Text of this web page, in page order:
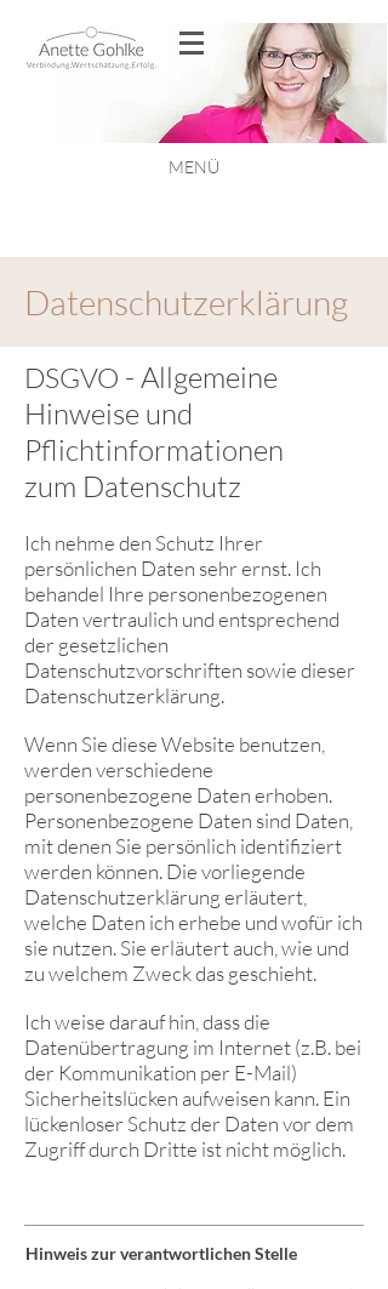
MENÜ
Datenschutzerklärung
DSGVO - Allgemeine
Hinweise und
Pflichtinformationen
zum Datenschutz
Ich nehme den Schutz Ihrer
persönlichen Daten sehr ernst. Ich
behandel Ihre personenbezogenen
Daten vertraulich und entsprechend
der gesetzlichen
Datenschutzvorschriften sowie dieser
Datenschutzerklärung.
Wenn Sie diese Website benutzen,
werden verschiedene
personenbezogene Daten erhoben.
Personenbezogene Daten sind Daten,
mit denen Sie persönlich identifiziert
werden können. Die vorliegende
Datenschutzerklärung erläutert,
welche Daten ich erhebe und wofür ich
sie nutzen. Sie erläutert auch, wie und
zu welchem Zweck das geschieht.
Ich weise darauf hin, dass die
Datenübertragung im Internet (z.B. bei
der Kommunikation per E-Mail)
Sicherheitslücken aufweisen kann. Ein
lückenloser Schutz der Daten vor dem
Zugriff durch Dritte ist nicht möglich.
Hinweis zur verantwortlichen Stelle